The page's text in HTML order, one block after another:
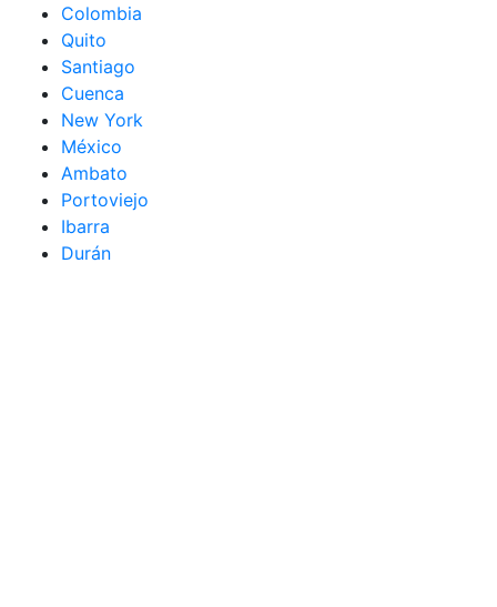
Colombia
Quito
Santiago
Cuenca
New York
México
Ambato
Portoviejo
Ibarra
Durán